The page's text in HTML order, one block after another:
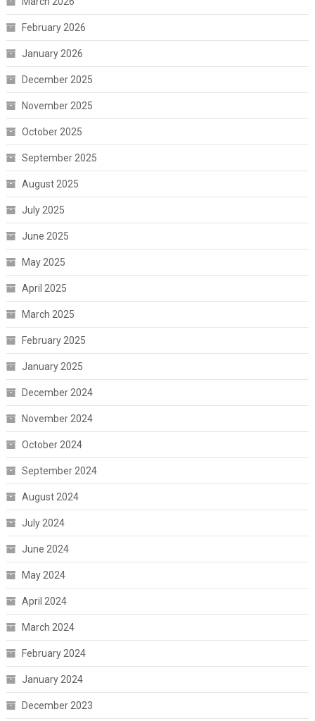
February 2026
January 2026
December 2025
November 2025
October 2025
September 2025
August 2025
July 2025
June 2025
May 2025
April 2025
March 2025
February 2025
January 2025
December 2024
November 2024
October 2024
September 2024
August 2024
July 2024
June 2024
May 2024
April 2024
March 2024
February 2024
January 2024
December 2023